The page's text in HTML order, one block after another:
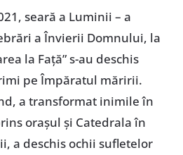
seară a Luminii – a
a Învierii Domnului, la
la Față” s-au deschis
pe Împăratul măririi.
a transformat inimile în
orașul și Catedrala în
a deschis ochii sufletelor